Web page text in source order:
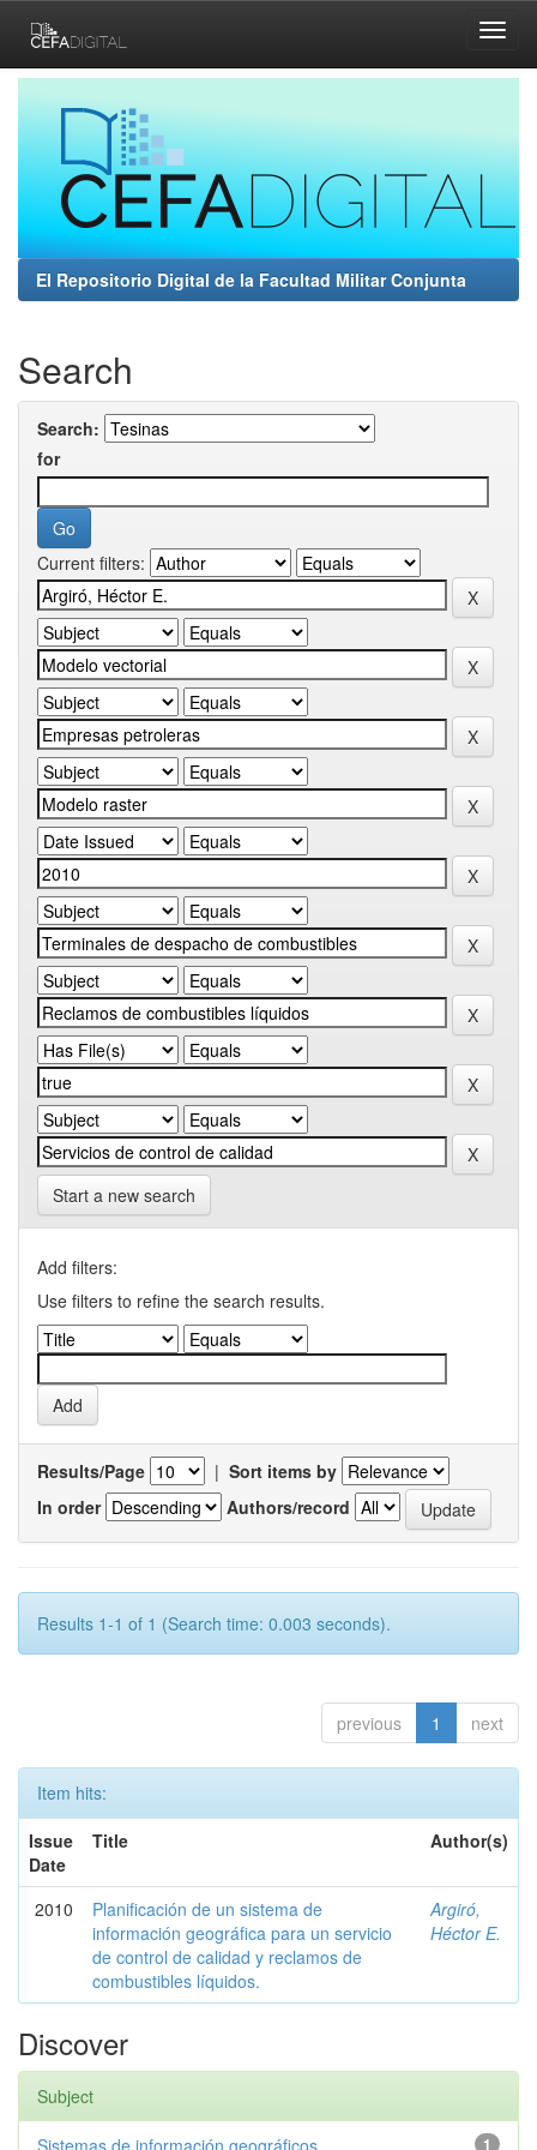
navigation
El Repositorio Digital de la Facultad Militar Conjunta
Search
Search:
for
Current filters:
Start a new search
Add filters:
Use filters to refine the search results.
Results/Page | Sort items by
In order
Authors/record
Results 1-1 of 1 (Search time: 0.003 seconds).
previous 1 next
Item hits:
Issue
Date
Title Author(s)
2010
Planificación de un sistema de
información geográfica para un servicio
de control de calidad y reclamos de
combustibles líquidos.
Argiró,
Héctor E.
Discover
Subject
1
Sistemas de información geográficos